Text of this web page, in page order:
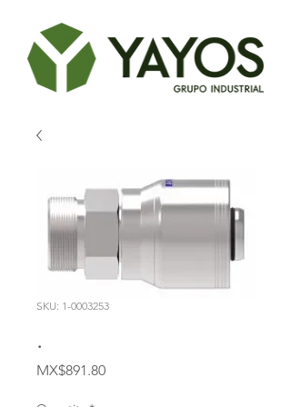
SKU: 1-0003253
.
MX$891.80Price